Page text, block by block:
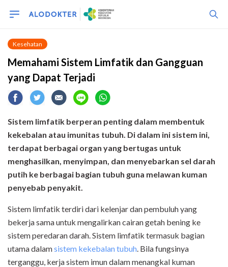
Kesehatan
Memahami Sistem Limfatik dan Gangguan
yang Dapat Terjadi
Sistem limfatik berperan penting dalam membentuk
kekebalan atau imunitas tubuh. Di dalam ini sistem ini,
terdapat berbagai organ yang bertugas untuk
menghasilkan, menyimpan, dan menyebarkan sel darah
putih ke berbagai bagian tubuh guna melawan kuman
penyebab penyakit.
Sistem limfatik terdiri dari kelenjar dan pembuluh yang
bekerja sama untuk mengalirkan cairan getah bening ke
sistem peredaran darah. Sistem limfatik termasuk bagian
utama dalamsistem kekebalan tubuh. Bila fungsinya
terganggu, kerja sistem imun dalam menangkal kuman